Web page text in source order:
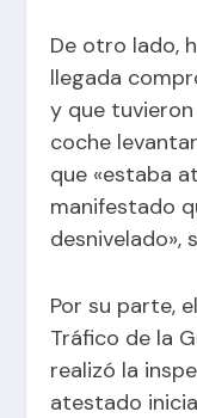
De otro lado,
llegada
y que
coche
que «estaba
manifestado
desnivelado»,
Por su parte,
Tráfico de la
realizó la
atestado